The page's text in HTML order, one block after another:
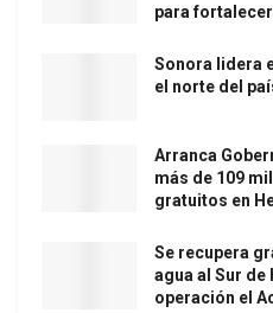
para
Sonora lidera
el norte del
Arranca
más de 109
gratuitos en
Se recupera
agua al Sur
operación el